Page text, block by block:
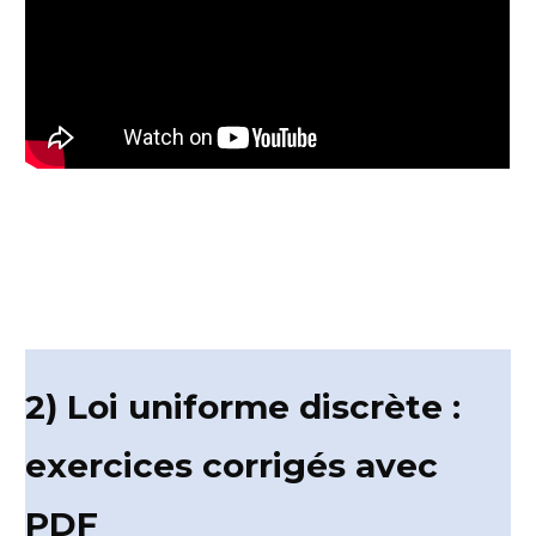
2) Loi uniforme discrète :
exercices corrigés avec
PDF